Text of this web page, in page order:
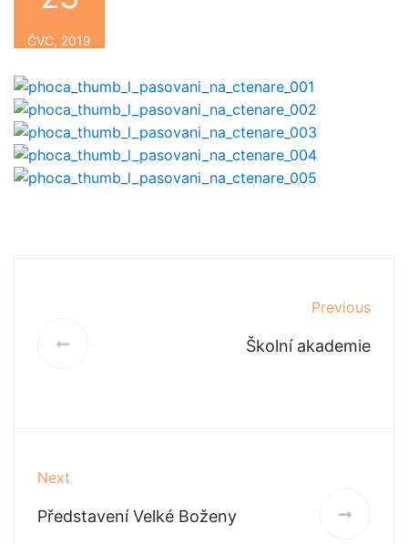
ČVC, 2019
Previous
Školní akademie
Next
Představení Velké Boženy